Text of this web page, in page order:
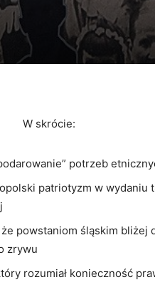
W skrócie:
potrzeb
patriotyzm w wydaniu
powstaniom śląskim bliżej
zrywu
rozumiał konieczność